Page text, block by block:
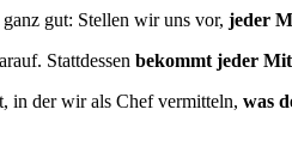
gut: Stellen wir uns vor, jeder
Stattdessen bekommt jeder
in der wir als Chef vermitteln, was